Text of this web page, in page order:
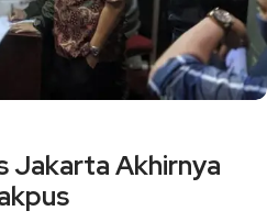
Jakarta Akhirnya